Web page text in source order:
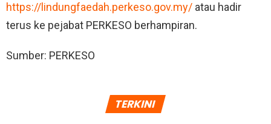
https://lindungfaedah.perkeso.gov.my/ atau hadir
terus ke pejabat PERKESO berhampiran.
Sumber: PERKESO
TERKINI